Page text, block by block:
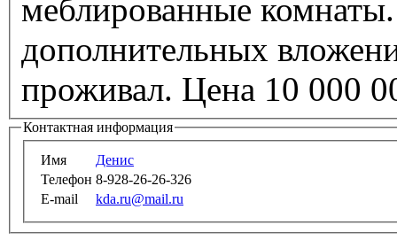
меблированные
дополнительных
проживал. Цена
Контактная информация
Имя
Денис
Телефон 8-928-26-26-326
E-mail
kda.ru@mail.ru